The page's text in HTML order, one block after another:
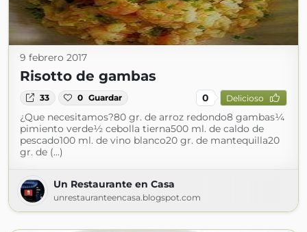
9 febrero 2017
Risotto de gambas
33 0 Guardar 0 Delicioso
¿Que necesitamos?80 gr. de arroz redondo8 gambas¼
pimiento verde½ cebolla tierna500 ml. de caldo de
pescado100 ml. de vino blanco20 gr. de mantequilla20
gr. de (...)
Un Restaurante en Casa
unrestauranteencasa.blogspot.com